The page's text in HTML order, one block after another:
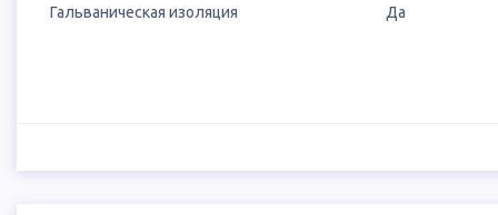
Гальваническая изоляция
Да